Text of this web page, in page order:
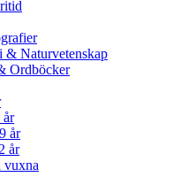
Naturvetenskap
Ordböcker
år
år
år
vuxna